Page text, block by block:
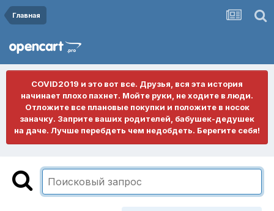
Главная
COVID2019 и это вот все. Друзья, вся эта история
начинает плохо пахнет. Мойте руки, не ходите в люди.
Отложите все плановые покупки и положите в носок
заначку. Заприте ваших родителей, бабушек-дедушек
на даче. Лучше перебдеть чем недобдеть. Берегите себя!